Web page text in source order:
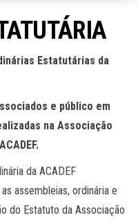
Estatutárias da
e público em
na Associação
da ACADEF
assembleias, ordinária e
do Estatuto da Associação